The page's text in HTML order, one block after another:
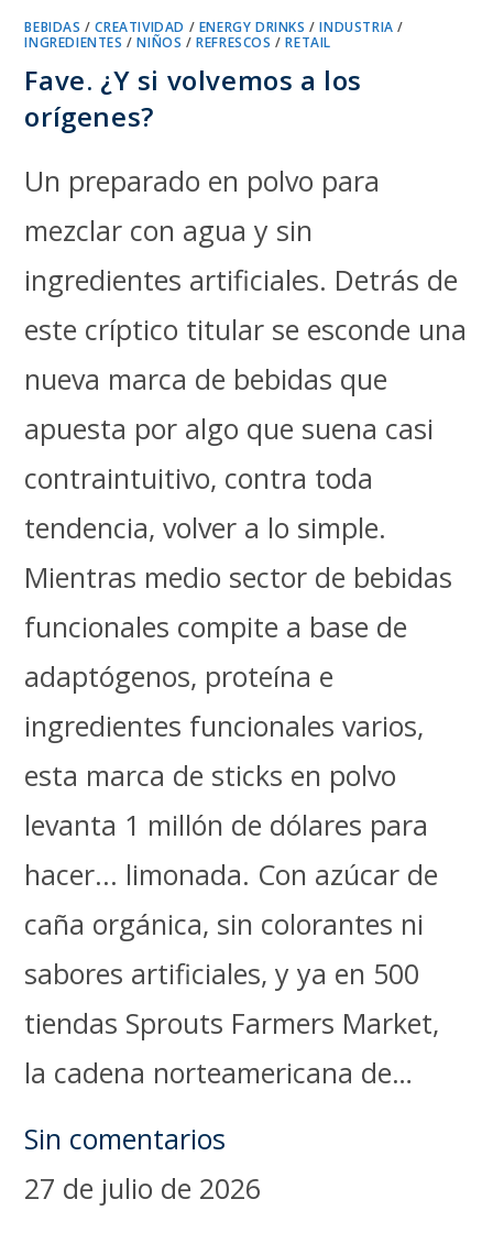
BEBIDAS /CREATIVIDAD / ENERGY DRINKS /INDUSTRIA /
INGREDIENTES /NIÑOS /REFRESCOS /RETAIL
Fave. ¿Y si volvemos a los
orígenes?
Un preparado en polvo para
mezclar con agua y sin
ingredientes artificiales. Detrás de
este críptico titular se esconde una
nueva marca de bebidas que
apuesta por algo que suena casi
contraintuitivo, contra toda
tendencia, volver a lo simple.
Mientras medio sector de bebidas
funcionales compite a base de
adaptógenos, proteína e
ingredientes funcionales varios,
esta marca de sticks en polvo
levanta 1 millón de dólares para
hacer... limonada. Con azúcar de
caña orgánica, sin colorantes ni
sabores artificiales, y ya en 500
tiendas Sprouts Farmers Market,
la cadena norteamericana de…
Sin comentarios
27 de julio de 2026